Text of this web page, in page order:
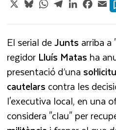
El serial deJunts arriba
regidor Lluís Matas ha
presentació d’una
cautelars contra les
l'executiva local, en una
considera "clau" per